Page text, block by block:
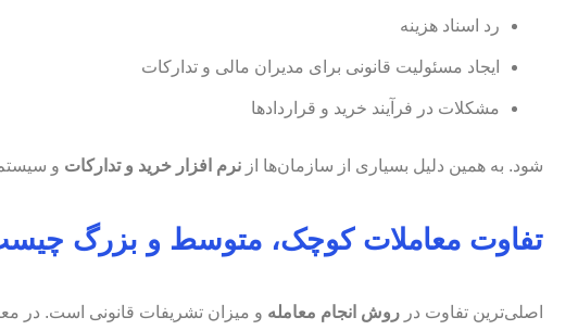
رد اسناد هزینه
ایجاد مسئولیت قانونی برای مدیران مالی و تدارکات
مشکلات در فرآیند خرید و قراردادها
شود. به همین دلیل بسیاری از سازمان‌ها از نرم افزار خرید و تدارکات و
تفاوت معاملات کوچک، متوسط و بزرگ
اصلی‌ترین تفاوت در روش انجام معامله و میزان تشریفات قانونی است. در